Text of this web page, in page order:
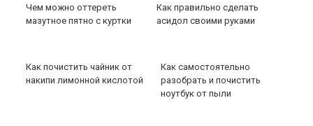
Чем можно оттереть
мазутное пятно с куртки
Как правильно сделать
асидол своими руками
Как почистить чайник от
накипи лимонной кислотой
Как самостоятельно
разобрать и почистить
ноутбук от пыли